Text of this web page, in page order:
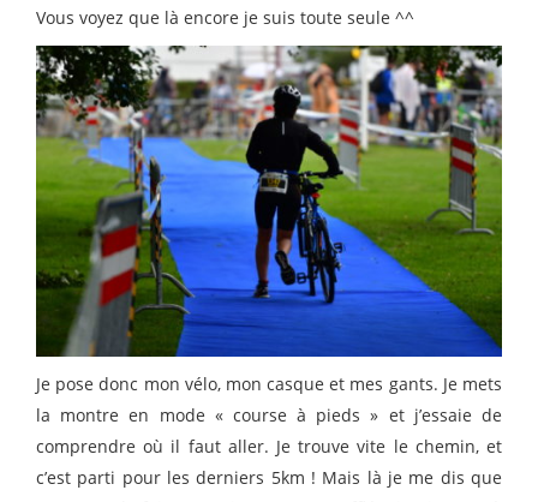
Vous voyez que là encore je suis toute seule ^^
Je pose donc mon vélo, mon casque et mes gants. Je mets
la montre en mode « course à pieds » et j’essaie de
comprendre où il faut aller. Je trouve vite le chemin, et
c’est parti pour les derniers 5km ! Mais là je me dis que